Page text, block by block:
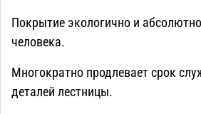
Покрытие экологично и
человека.
Многократно продлевает срок
деталей лестницы.